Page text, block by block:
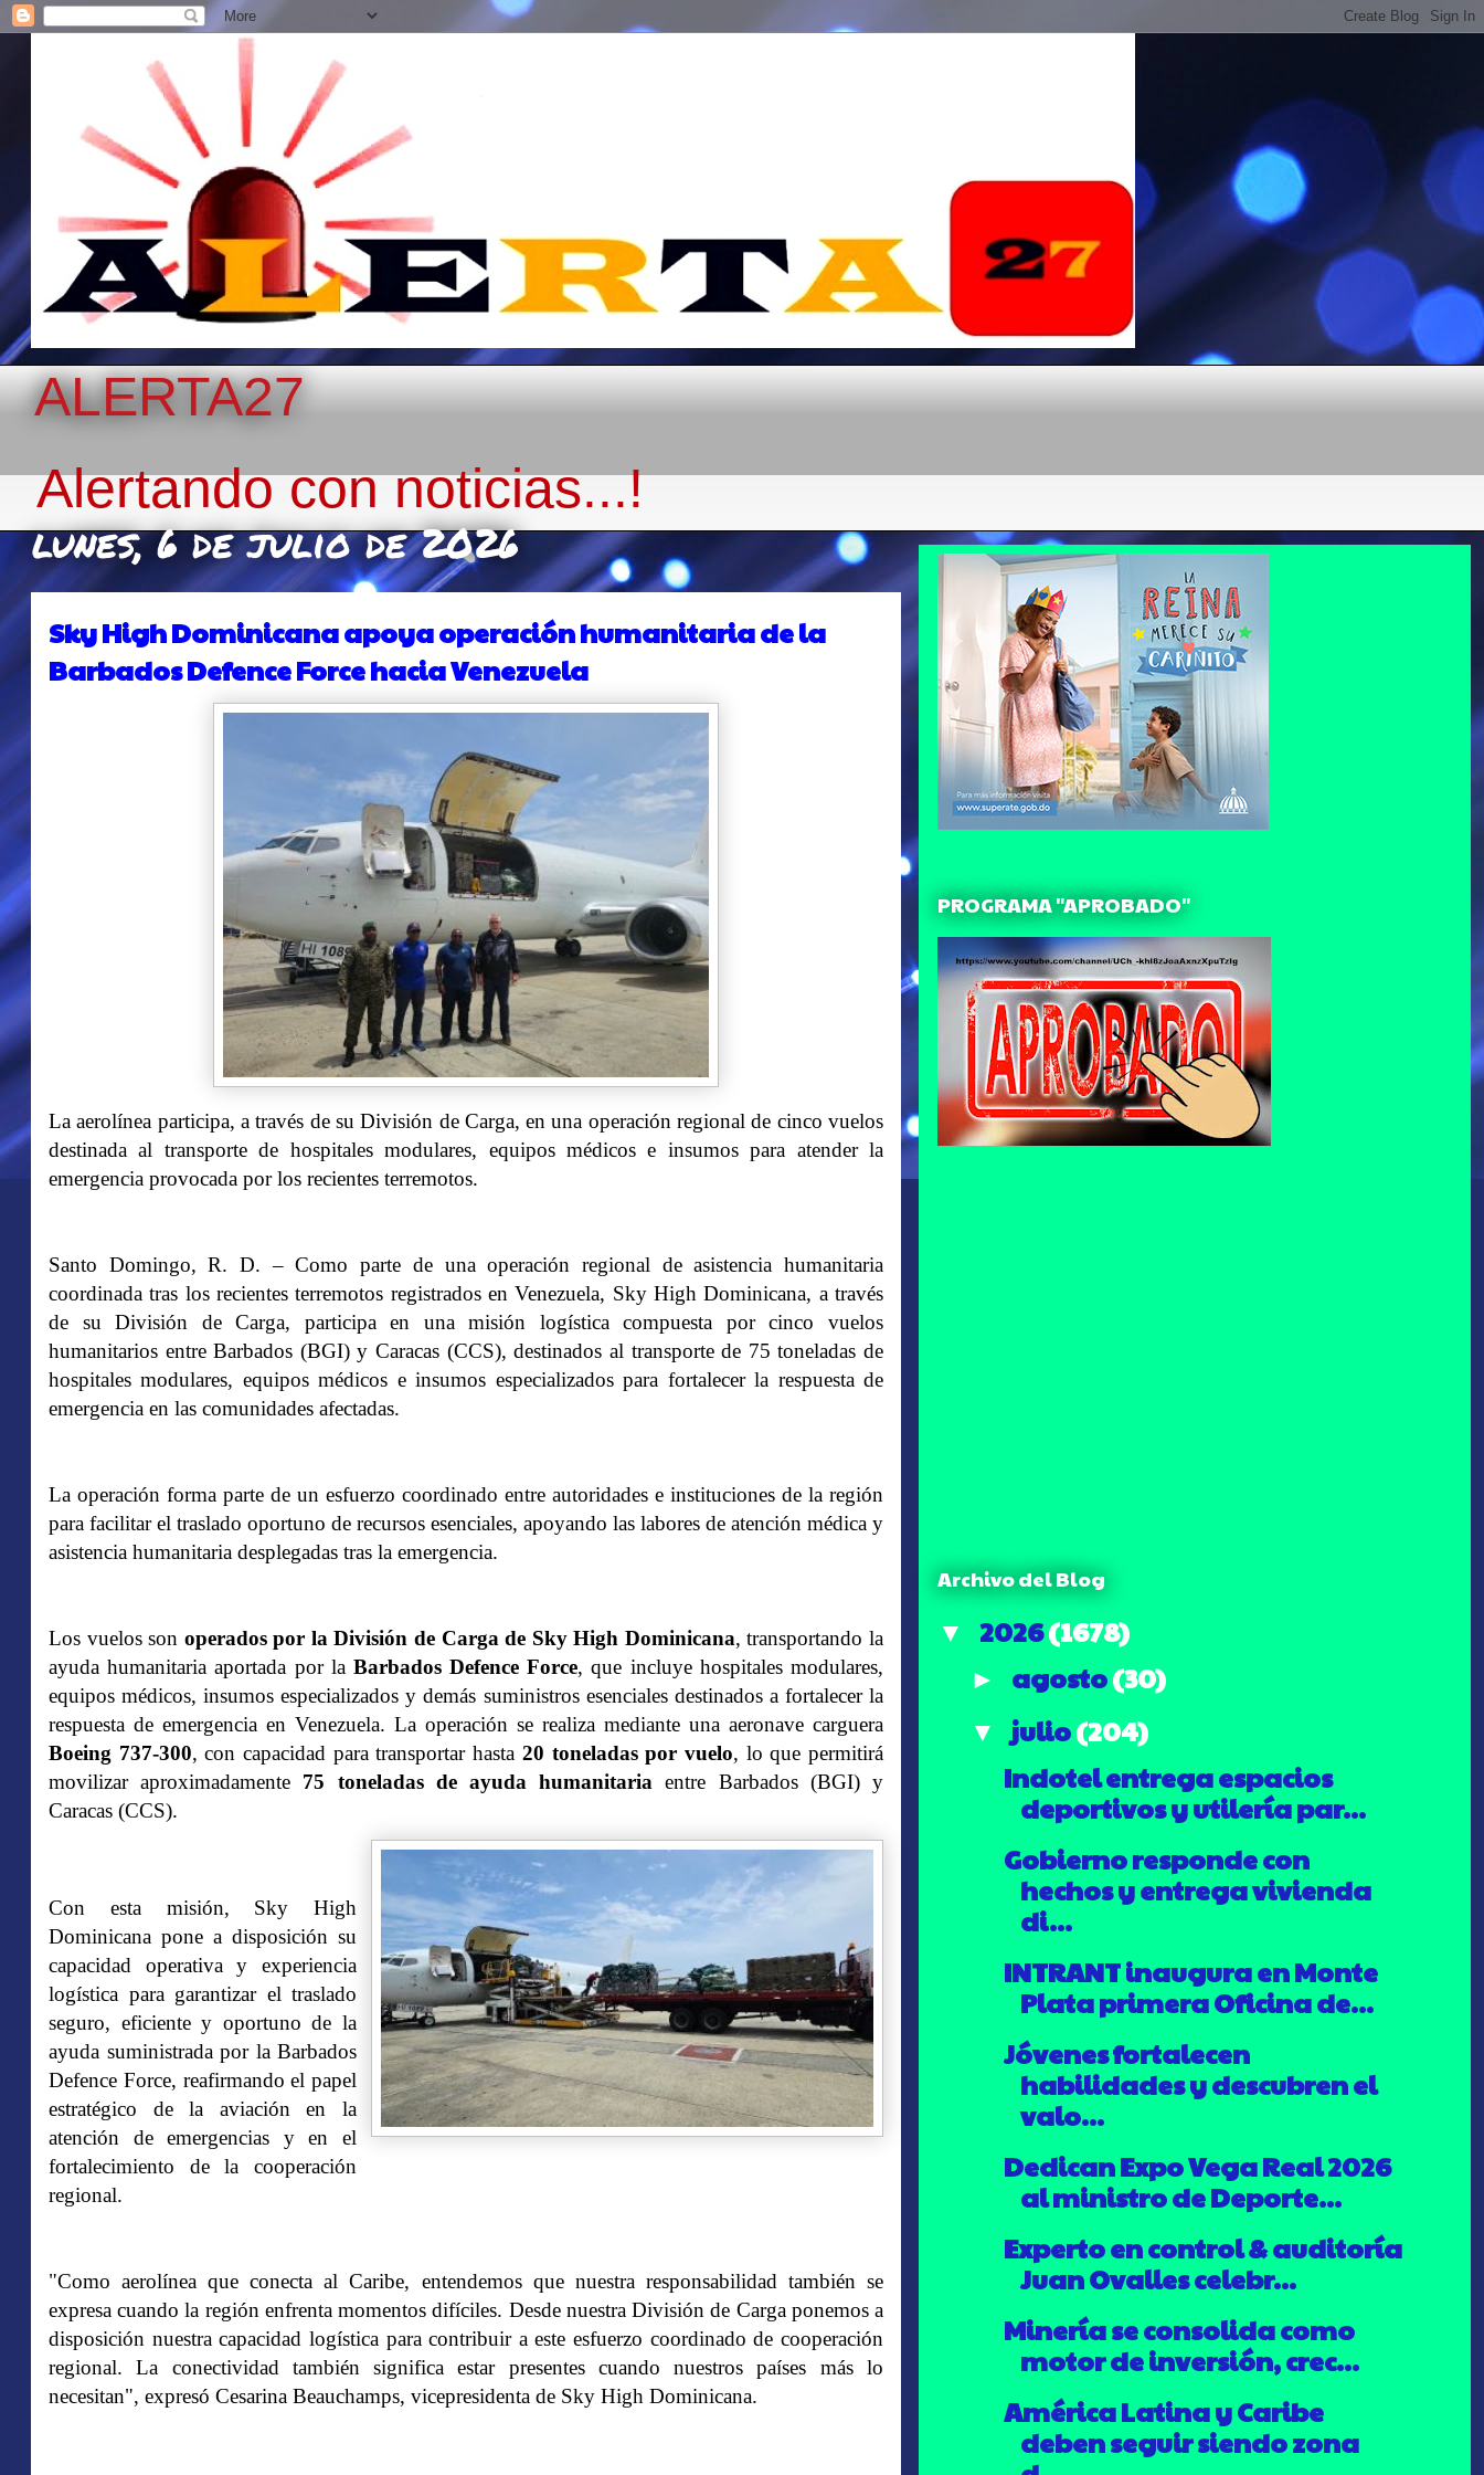
ALERTA27
Alertando con noticias...!
lunes, 6 de julio de 2026
Sky High Dominicana apoya operación humanitaria de la
Barbados Defence Force hacia Venezuela
La aerolínea participa, a través de su División de Carga, en una operación regional de cinco vuelos
destinada al transporte de hospitales modulares, equipos médicos e insumos para atender la
emergencia provocada por los recientes terremotos.
Santo Domingo, R. D. – Como parte de una operación regional de asistencia humanitaria
coordinada tras los recientes terremotos registrados en Venezuela, Sky High Dominicana, a través
de su División de Carga, participa en una misión logística compuesta por cinco vuelos
humanitarios entre Barbados (BGI) y Caracas (CCS), destinados al transporte de 75 toneladas de
hospitales modulares, equipos médicos e insumos especializados para fortalecer la respuesta de
emergencia en las comunidades afectadas.
La operación forma parte de un esfuerzo coordinado entre autoridades e instituciones de la región
para facilitar el traslado oportuno de recursos esenciales, apoyando las labores de atención médica y
asistencia humanitaria desplegadas tras la emergencia.
Los vuelos son operados por la División de Carga de Sky High Dominicana, transportando la
ayuda humanitaria aportada por la Barbados Defence Force, que incluye hospitales modulares,
equipos médicos, insumos especializados y demás suministros esenciales destinados a fortalecer la
respuesta de emergencia en Venezuela. La operación se realiza mediante una aeronave carguera
Boeing 737-300, con capacidad para transportar hasta 20 toneladas por vuelo, lo que permitirá
movilizar aproximadamente 75 toneladas de ayuda humanitaria entre Barbados (BGI) y
Caracas (CCS).
Con esta misión, Sky High
Dominicana pone a disposición su
capacidad operativa y experiencia
logística para garantizar el traslado
seguro, eficiente y oportuno de la
ayuda suministrada por la Barbados
Defence Force, reafirmando el papel
estratégico de la aviación en la
atención de emergencias y en el
fortalecimiento de la cooperación
regional.
"Como aerolínea que conecta al Caribe, entendemos que nuestra responsabilidad también se
expresa cuando la región enfrenta momentos difíciles. Desde nuestra División de Carga ponemos a
disposición nuestra capacidad logística para contribuir a este esfuerzo coordinado de cooperación
regional. La conectividad también significa estar presentes cuando nuestros países más lo
necesitan", expresó Cesarina Beauchamps, vicepresidenta de Sky High Dominicana.
PROGRAMA "APROBADO"
Archivo del Blog
▼ 2026(1678)
► agosto(30)
▼ julio(204)
Indotel entrega espacios
deportivos y utilería par...
Gobierno responde con
hechos y entrega vivienda
di...
INTRANT inaugura en Monte
Plata primera Oficina de...
Jóvenes fortalecen
habilidades y descubren el
valo...
Dedican Expo Vega Real 2026
al ministro de Deporte...
Experto en control & auditoría
Juan Ovalles celebr...
Minería se consolida como
motor de inversión, crec...
América Latina y Caribe
deben seguir siendo zona